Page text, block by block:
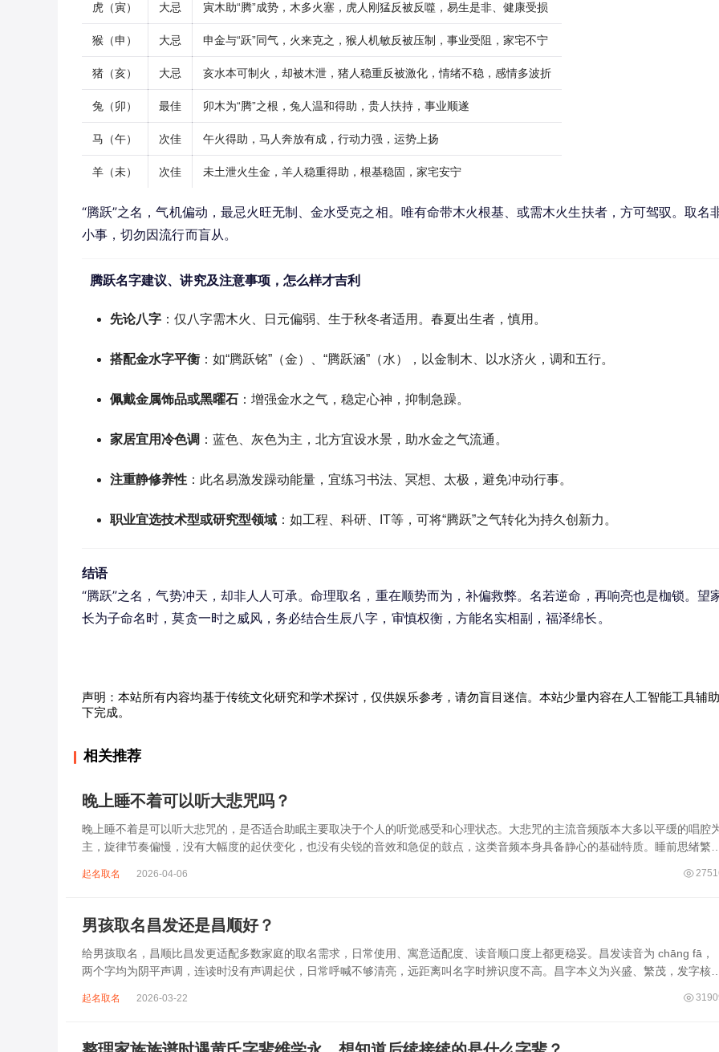
虎（寅） 大忌 寅木助“腾”成势，木多火塞，虎人刚猛反被反噬，易生是非、健康受损
猴（申） 大忌 申金与“跃”同气，火来克之，猴人机敏反被压制，事业受阻，家宅不宁
猪（亥） 大忌 亥水本可制火，却被木泄，猪人稳重反被激化，情绪不稳，感情多波折
兔（卯） 最佳 卯木为“腾”之根，兔人温和得助，贵人扶持，事业顺遂
马（午） 次佳 午火得助，马人奔放有成，行动力强，运势上扬
羊（未） 次佳 未土泄火生金，羊人稳重得助，根基稳固，家宅安宁
“腾跃”之名，气机偏动，最忌火旺无制、金水受克之相。唯有命带木火根基、或需木火生扶者，方可驾驭。取名
小事，切勿因流行而盲从。
腾跃名字建议、讲究及注意事项，怎么样才吉利
先论八字 ：仅八字需木火、日元偏弱、生于秋冬者适用。春夏出生者，慎用。
搭配金水字平衡 ：如“腾跃铭”（金）、“腾跃涵”（水），以金制木、以水济火，调和五行。
佩戴金属饰品或黑曜石 ：增强金水之气，稳定心神，抑制急躁。
家居宜用冷色调 ：蓝色、灰色为主，北方宜设水景，助水金之气流通。
注重静修养性 ：此名易激发躁动能量，宜练习书法、冥想、太极，避免冲动行事。
职业宜选技术型或研究型领域 ：如工程、科研、IT等，可将“腾跃”之气转化为持久创新力。
结语
“腾跃”之名，气势冲天，却非人人可承。命理取名，重在顺势而为，补偏救弊。名若逆命，再响亮也是枷锁。望
长为子命名时，莫贪一时之威风，务必结合生辰八字，审慎权衡，方能名实相副，福泽绵长。
声明：本站所有内容均基于传统文化研究和学术探讨，仅供娱乐参考，请勿盲目迷信。本站少量内容在人工智能工具辅助
下完成。
相关推荐
晚上睡不着可以听大悲咒吗？
晚上睡不着是可以听大悲咒的，是否适合助眠主要取决于个人的听觉感受和心理状态。大悲咒的主流音频版本大多以平缓的唱腔
主，旋律节奏偏慢，没有大幅度的起伏变化，也没有尖锐的音效和急促的鼓点，这类音频本身具备静心的基础特质。睡前思绪繁
起名取名 2026-04-06
男孩取名昌发还是昌顺好？
给男孩取名，昌顺比昌发更适配多数家庭的取名需求，日常使用、寓意适配度、读音顺口度上都更稳妥。昌发读音为 chāng fā，
两个字均为阴平声调，连读时没有声调起伏，日常呼喊不够清亮，远距离叫名字时辨识度不高。昌字本义为兴盛、繁茂，发字核
起名取名 2026-03-22